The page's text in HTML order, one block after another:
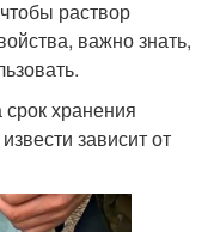
раствор
важно знать,
хранения
зависит от